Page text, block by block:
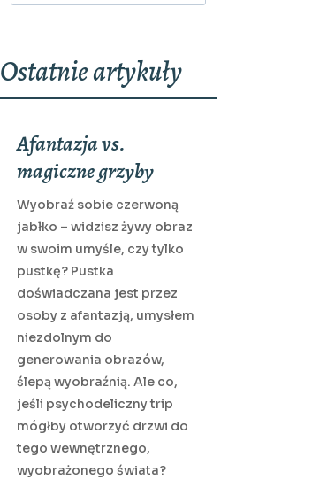
Ostatnie artykuły
Afantazja vs.
magiczne grzyby
Wyobraź sobie czerwoną
jabłko – widzisz żywy obraz
w swoim umyśle, czy tylko
pustkę? Pustka
doświadczana jest przez
osoby z afantazją, umysłem
niezdolnym do
generowania obrazów,
ślepą wyobraźnią. Ale co,
jeśli psychodeliczny trip
mógłby otworzyć drzwi do
tego wewnętrznego,
wyobrażonego świata?